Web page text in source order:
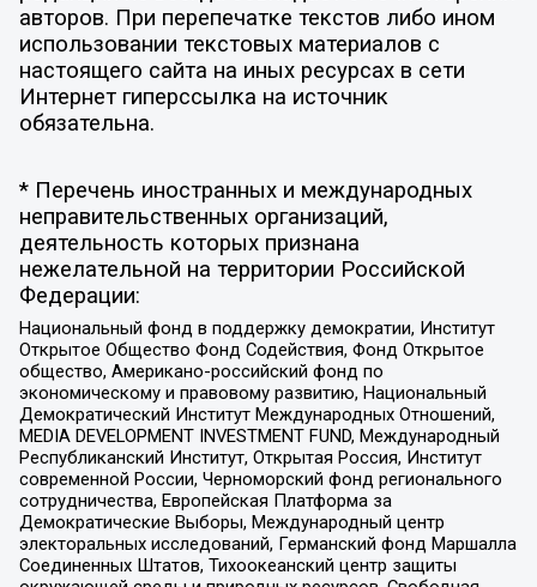
авторов. При перепечатке текстов либо ином
использовании текстовых материалов с
настоящего сайта на иных ресурсах в сети
Интернет гиперссылка на источник
обязательна.
* Перечень иностранных и международных
неправительственных организаций,
деятельность которых признана
нежелательной на территории Российской
Федерации:
Национальный фонд в поддержку демократии, Институт
Открытое Общество Фонд Содействия, Фонд Открытое
общество, Американо-российский фонд по
экономическому и правовому развитию, Национальный
Демократический Институт Международных Отношений,
MEDIA DEVELOPMENT INVESTMENT FUND, Международный
Республиканский Институт, Открытая Россия, Институт
современной России, Черноморский фонд регионального
сотрудничества, Европейская Платформа за
Демократические Выборы, Международный центр
электоральных исследований, Германский фонд Маршалла
Соединенных Штатов, Тихоокеанский центр защиты